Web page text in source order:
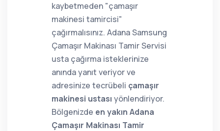
kaybetmeden "çamaşır
makinesi tamircisi"
çağırmalısınız. Adana Samsung
Çamaşır Makinası Tamir Servisi
usta çağırma isteklerinize
anında yanıt veriyor ve
adresinize tecrübeli çamaşır
makinesi ustası yönlendiriyor.
Bölgenizde en yakın Adana
Çamaşır Makinası Tamir